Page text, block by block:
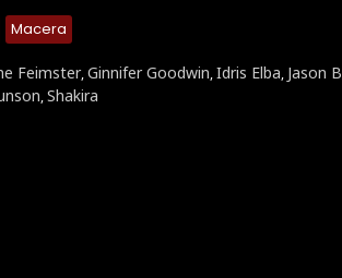
Macera
Feimster,Ginnifer Goodwin,Idris Elba, Jason
,Shakira